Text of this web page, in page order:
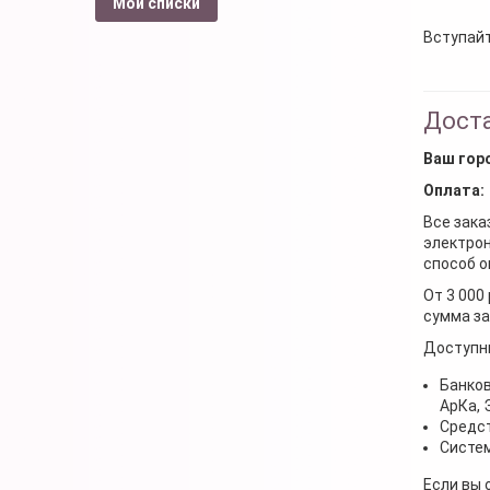
Ваш
Оплата:
Все
способ
От 3 000
сумма
АрКа,
Если вы